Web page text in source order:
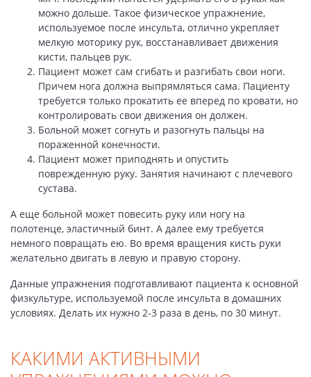
можно дольше. Такое физическое упражнение,
используемое после инсульта, отлично укрепляет
мелкую моторику рук, восстанавливает движения
кисти, пальцев рук.
Пациент может сам сгибать и разгибать свои ноги.
Причем нога должна выпрямляться сама. Пациенту
требуется только прокатить ее вперед по кровати, но
контролировать свои движения он должен.
Больной может согнуть и разогнуть пальцы на
пораженной конечности.
Пациент может приподнять и опустить
поврежденную руку. Занятия начинают с плечевого
сустава.
А еще больной может повесить руку или ногу на
полотенце, эластичный бинт. А далее ему требуется
немного повращать ею. Во время вращения кисть руки
желательно двигать в левую и правую сторону.
Данные упражнения подготавливают пациента к основной
физкультуре, используемой после инсульта в домашних
условиях. Делать их нужно 2-3 раза в день, по 30 минут.
КАКИМИ АКТИВНЫМИ